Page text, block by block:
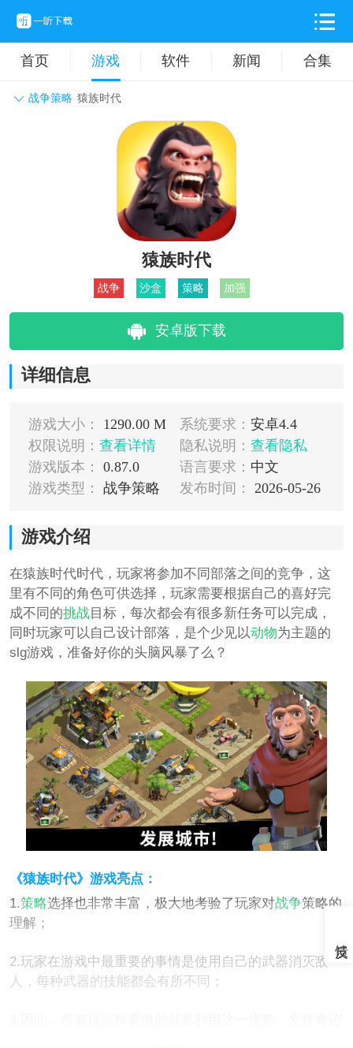
首页 游戏 软件 新闻 合集
战争策略 猿族时代
动作格斗 休闲益智
卡牌对战 音乐舞蹈
挂机养成
猿族时代
战争 沙盒 策略 加强
安卓版下载
详细信息
游戏大小： 1290.00 M 系统要求： 安卓4.4
权限说明： 查看详情 隐私说明： 查看隐私
游戏版本：
0.87.0 语言要求： 中文
游戏类型：
战争策略 发布时间： 2026-05-26
游戏介绍
在猿族时代时代，玩家将参加不同部落之间的竞争，这
里有不同的角色可供选择，玩家需要根据自己的喜好完
成不同的挑战目标，每次都会有很多新任务可以完成，
同时玩家可以自己设计部落，是个少见以动物为主题的
slg游戏，准备好你的头脑风暴了么？
《猿族时代》游戏亮点：
1.策略选择也非常丰富，极大地考验了玩家对战争策略的
理解；
2.玩家在游戏中最重要的事情是使用自己的武器消灭敌
人，每种武器的技能都会有所不同；